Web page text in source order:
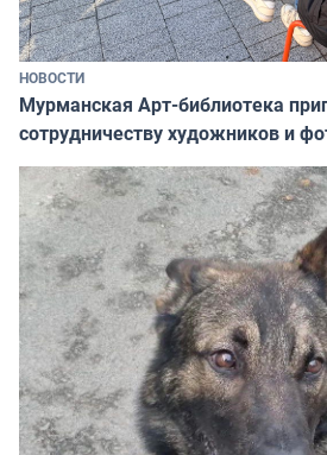
НОВОСТИ
Мурманская Арт-библиотека
сотрудничеству художников и